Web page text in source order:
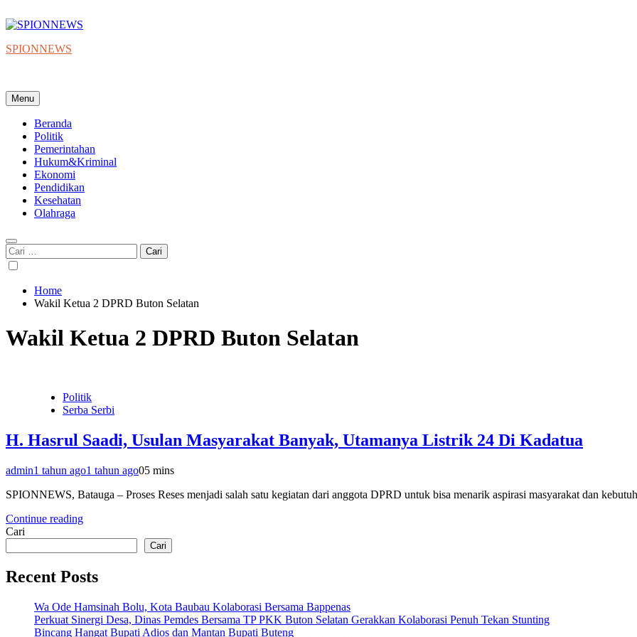
to
SPIONNEWS
Menu
Beranda
Politik
Pemerintahan
Hukum&Kriminal
Ekonomi
Pendidikan
Kesehatan
Olahraga
Cari
untuk:
Home
Wakil Ketua 2 DPRD Buton Selatan
Wakil Ketua 2 DPRD Buton Selatan
Politik
Serba Serbi
H. Hasrul Saadi, Usulan Masyarakat Banyak, Utamanya Listrik 24 Di Kadatua
admin1 tahun ago1 tahun ago05 mins
SPIONNEWS, Batauga – Proses Reses menjadi salah satu kegiatan dari anggota DPRD untuk bisa menarik aspirasi masyarakat dan
Continue reading
Cari
Cari
Recent Posts
Wa Ode Hamsinah Bolu, Kota Baubau Kolaborasi Bersama Bappenas
Perkuat Sinergi Desa, Dinas Pemdes Bersama TP PKK Buton Selatan Gerakkan Kolaborasi Penuh Tekan Stunting
Bincang Hangat Bupati Adios dan Mantan Bupati Buteng